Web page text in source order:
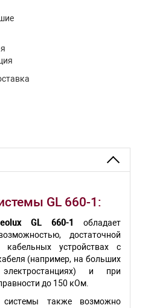
GL 660-1:
GL 660-1 обладает
достаточной
устройствах с
(например, на больших
и при
до 150 кОм.
также возможно